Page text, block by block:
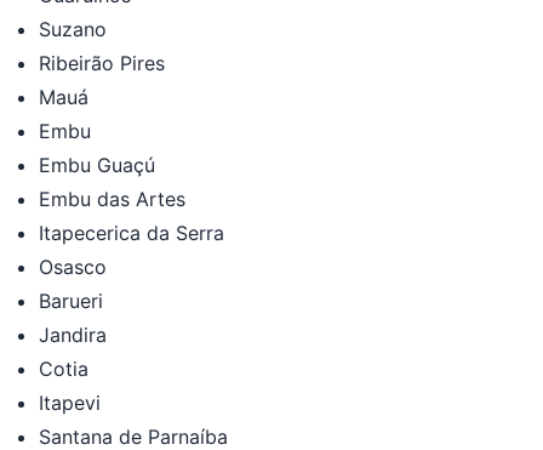
Suzano
Ribeirão Pires
Mauá
Embu
Embu Guaçú
Embu das Artes
Itapecerica da Serra
Osasco
Barueri
Jandira
Cotia
Itapevi
Santana de Parnaíba